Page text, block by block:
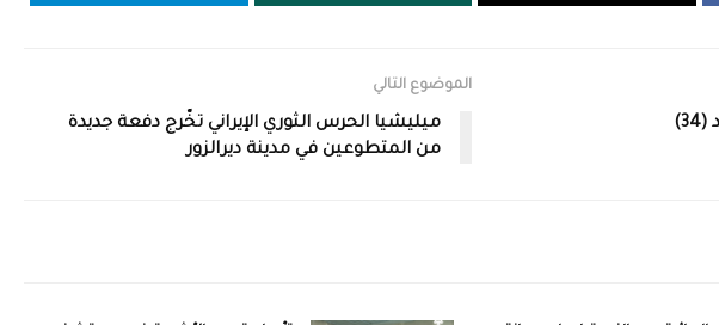
الموضوع التالي
ميليشيا الحرس الثوري الإيراني تخّرج دفعة جديدة
من المتطوعين في مدينة ديرالزور